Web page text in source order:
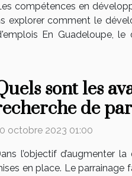
compétences en
explorer comment le
En Guadeloupe,
sont les
de
octobre 2023 01:00
l’objectif d’augmenter
en place. Le